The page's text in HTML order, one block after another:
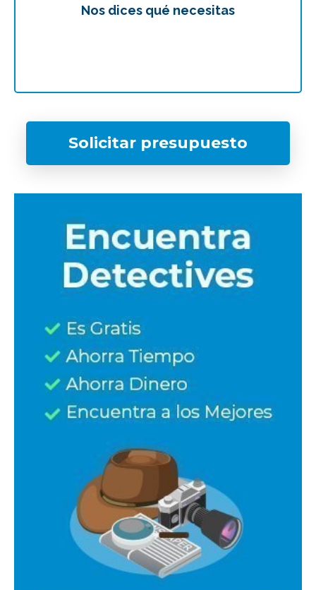
Nos dices qué necesitas
Solicitar presupuesto
*